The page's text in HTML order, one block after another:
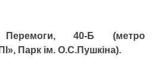
Перемоги, 40-Б (метро
Парк ім. О.С.Пушкіна).